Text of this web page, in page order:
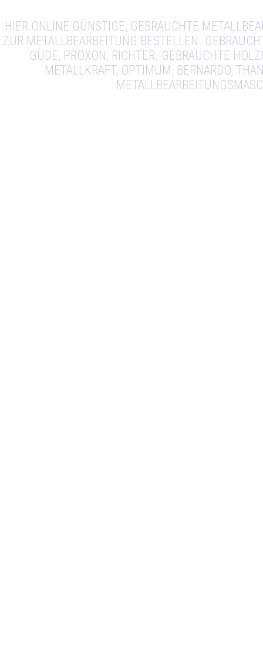
HIER ONLINE GÜNSTIGE, GEBRAUCHTE
ZUR METALLBEARBEITUNG BESTELLEN.
GÜDE, PROXON, RICHTER. GEBRAUCHTE
METALLKRAFT, OPTIMUM, BERNARDO,